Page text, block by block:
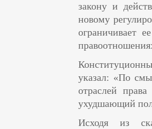
закону и
новому
ограничивает
указал: «По
отраслей
ухудшающий
Исходя из